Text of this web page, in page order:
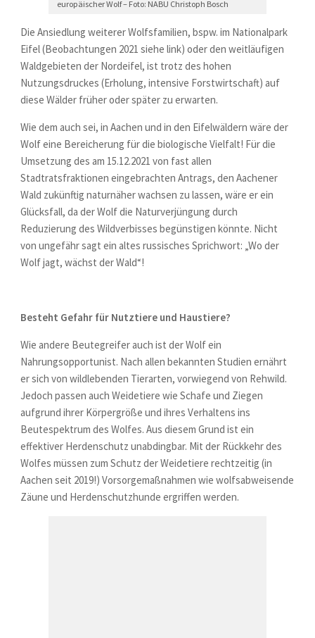
europäischer Wolf – Foto: NABU Christoph Bosch
Die Ansiedlung weiterer Wolfsfamilien, bspw. im Nationalpark
Eifel (Beobachtungen 2021 siehe link) oder den weitläufigen
Waldgebieten der Nordeifel, ist trotz des hohen
Nutzungsdruckes (Erholung, intensive Forstwirtschaft) auf
diese Wälder früher oder später zu erwarten.
Wie dem auch sei, in Aachen und in den Eifelwäldern wäre der
Wolf eine Bereicherung für die biologische Vielfalt! Für die
Umsetzung des am 15.12.2021 von fast allen
Stadtratsfraktionen eingebrachten Antrags, den Aachener
Wald zukünftig naturnäher wachsen zu lassen, wäre er ein
Glücksfall, da der Wolf die Naturverjüngung durch
Reduzierung des Wildverbisses begünstigen könnte. Nicht
von ungefähr sagt ein altes russisches Sprichwort: „Wo der
Wolf jagt, wächst der Wald“!
Besteht Gefahr für Nutztiere und Haustiere?
Wie andere Beutegreifer auch ist der Wolf ein
Nahrungsopportunist. Nach allen bekannten Studien ernährt
er sich von wildlebenden Tierarten, vorwiegend von Rehwild.
Jedoch passen auch Weidetiere wie Schafe und Ziegen
aufgrund ihrer Körpergröße und ihres Verhaltens ins
Beutespektrum des Wolfes. Aus diesem Grund ist ein
effektiver Herdenschutz unabdingbar. Mit der Rückkehr des
Wolfes müssen zum Schutz der Weidetiere rechtzeitig (in
Aachen seit 2019!) Vorsorgemaßnahmen wie wolfsabweisende
Zäune und Herdenschutzhunde ergriffen werden.